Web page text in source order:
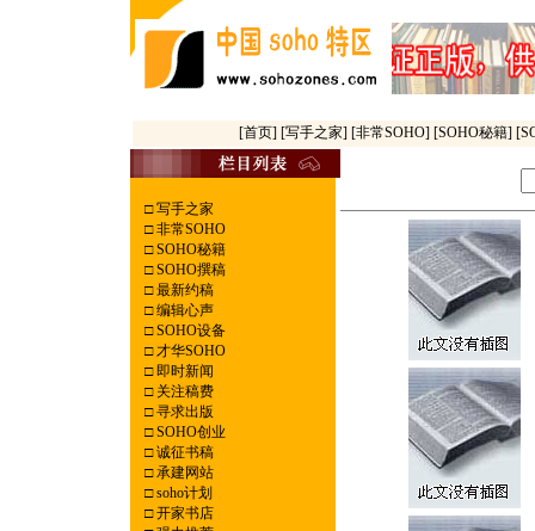
[首页] [写手之家] [非常SOHO] [SOHO秘籍]
□写手之家
□非常SOHO
□SOHO秘籍
□SOHO撰稿
□最新约稿
□编辑心声
□SOHO设备
□才华SOHO
□即时新闻
□关注稿费
□寻求出版
□SOHO创业
□诚征书稿
□承建网站
□soho计划
□开家书店